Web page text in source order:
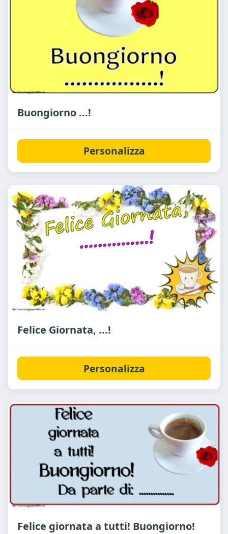
Buongiorno ...!
Personalizza
Felice Giornata, ...!
Personalizza
Felice giornata a tutti! Buongiorno!